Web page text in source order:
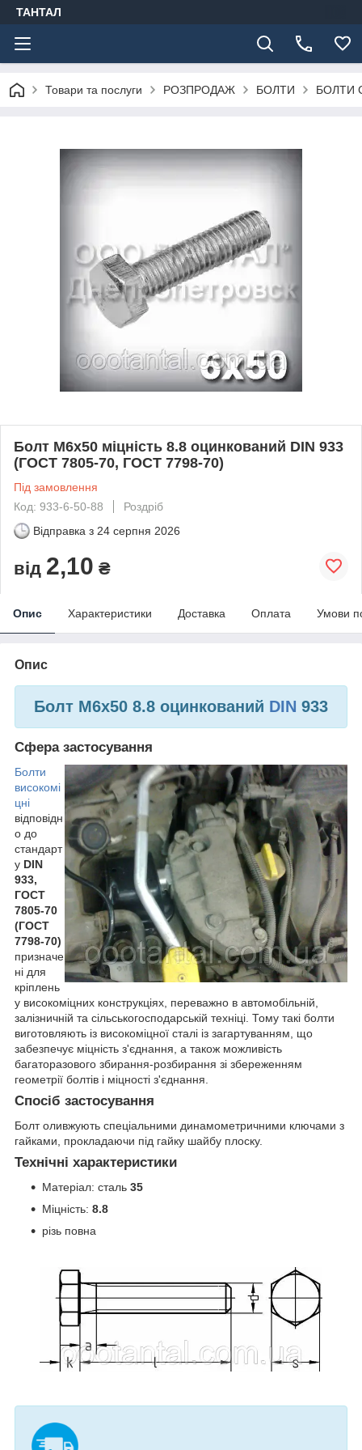
ТАНТАЛ
Товари та послуги РОЗПРОДАЖ БОЛТИ БОЛТИ
Болт М6х50 міцність 8.8 оцинкований DIN 933
(ГОСТ 7805-70, ГОСТ 7798-70)
Під замовлення
Код: 933-6-50-88
Роздріб
Відправка з 24 серпня 2026
від 2,10 ₴
Опис Характеристики Доставка Оплата Умови
Опис
Болт М6х50 8.8 оцинкований DIN 933
Сфера застосування
Болти
високомі
цні
відповідн
о до
стандарт
у DIN
933,
ГОСТ
7805-70
(ГОСТ
7798-70)
призначе
ні для
кріплень
у високоміцних конструкціях, переважно в автомобільній,
залізничній та сільськогосподарській техніці. Тому такі болти
виготовляють із високоміцної сталі із загартуванням, що
забезпечує міцність з'єднання, а також можливість
багаторазового збирання-розбирання зі збереженням
геометрії болтів і міцності з'єднання.
Спосіб застосування
Болт оливжують спеціальними динамометричними ключами з
гайками, прокладаючи під гайку шайбу плоску.
Технічні характеристики
Матеріал: сталь 35
Міцність: 8.8
різь повна